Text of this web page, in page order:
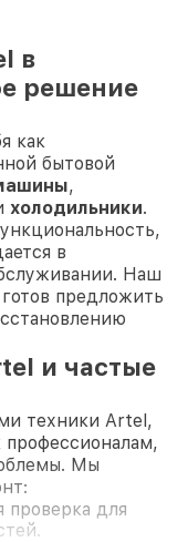
в
решение
как
бытовой
,
холодильники.
в
Наш
предложить
и частые
техники Artel,
Мы
для